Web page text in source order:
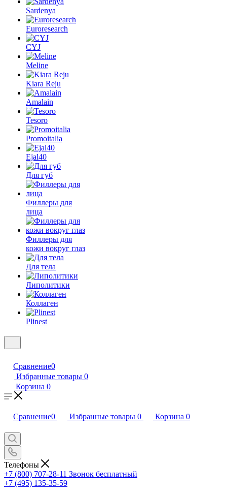
Sardenya
Euroresearch
CYJ
Meline
Kiara Reju
Amalain
Tesoro
Promoitalia
Ejal40
Для губ
Филлеры для
лица
Филлеры для
кожи вокруг глаз
Для тела
Липолитики
Коллаген
Plinest
Сравнение0
Избранные товары 0
Корзина 0
Сравнение0 Избранные товары 0 Корзина 0
Телефоны
+7 (800) 707-28-11 Звонок бесплатный
+7 (495) 135-35-59